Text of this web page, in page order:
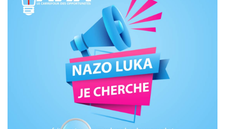
AWASHOP
VEILLE JURIDIQUE ET FISCALE
LES ANALYSES